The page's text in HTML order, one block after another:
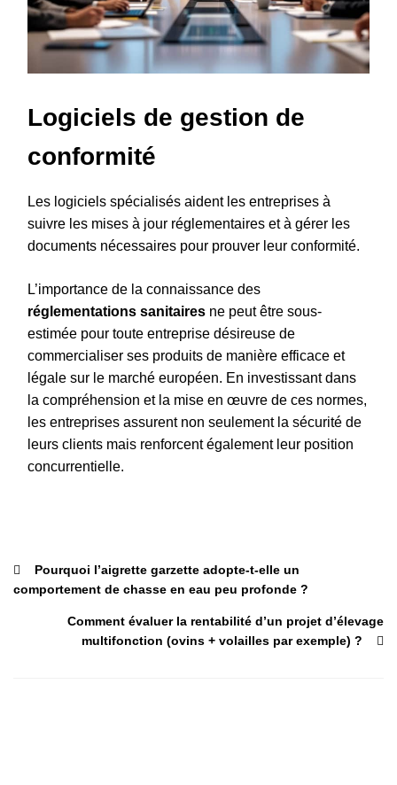
Logiciels de gestion de
conformité
Les logiciels spécialisés aident les entreprises à
suivre les mises à jour réglementaires et à gérer les
documents nécessaires pour prouver leur conformité.
L’importance de la connaissance des
réglementations sanitaires ne peut être sous-
estimée pour toute entreprise désireuse de
commercialiser ses produits de manière efficace et
légale sur le marché européen. En investissant dans
la compréhension et la mise en œuvre de ces normes,
les entreprises assurent non seulement la sécurité de
leurs clients mais renforcent également leur position
concurrentielle.
Pourquoi l’aigrette garzette adopte-t-elle un
comportement de chasse en eau peu profonde ?
Comment évaluer la rentabilité d’un projet d’élevage
multifonction (ovins + volailles par exemple) ?